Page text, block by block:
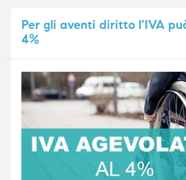
Pergli aventi diritto l’IVA
4%